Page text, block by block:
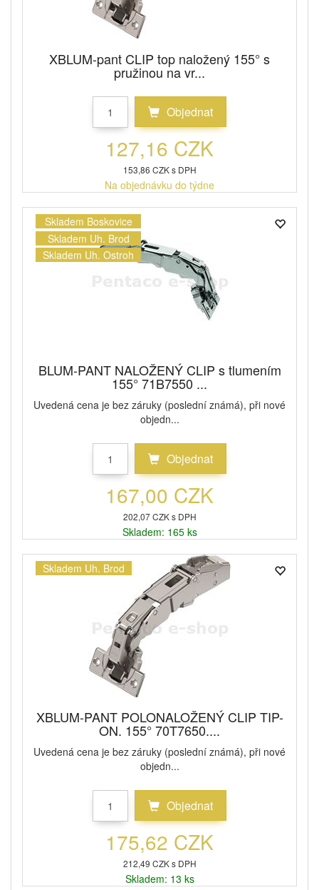
XBLUM-pant CLIP top naložený 155° s
pružinou na vr...
Objednat
127,16 CZK
153,86 CZK s DPH
Na objednávku do týdne
Skladem Boskovice
Skladem Uh. Brod
Skladem Uh. Ostroh
BLUM-PANT NALOŽENÝ CLIP s tlumením
155° 71B7550 ...
Uvedená cena je bez záruky (poslední známá), při nové
objedn...
Objednat
167,00 CZK
202,07 CZK s DPH
Skladem: 165 ks
Skladem Uh. Brod
XBLUM-PANT POLONALOŽENÝ CLIP TIP-
ON. 155° 70T7650....
Uvedená cena je bez záruky (poslední známá), při nové
objedn...
Objednat
175,62 CZK
212,49 CZK s DPH
Skladem: 13 ks